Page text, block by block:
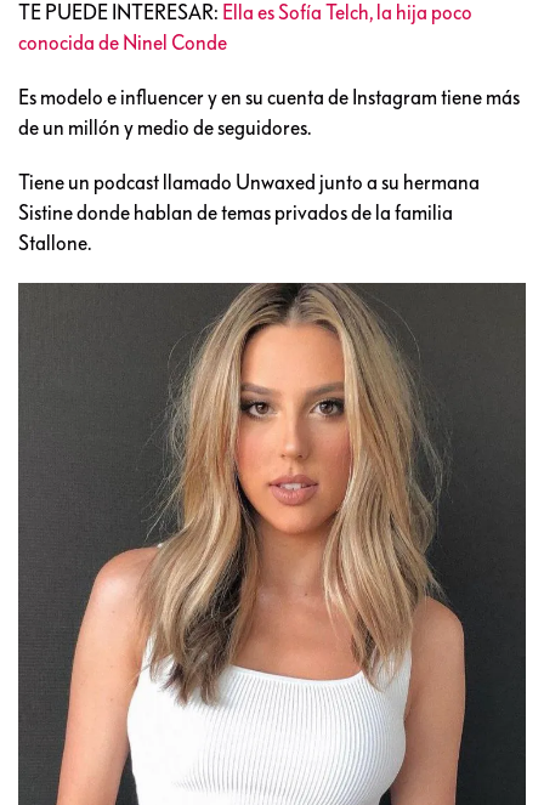
TE PUEDE INTERESAR: Ella es Sofía Telch, la hija poco
conocida de Ninel Conde
Es modelo e influencer y en su cuenta de Instagram tiene más
de un millón y medio de seguidores.
Tiene un podcast llamado Unwaxed junto a su hermana
Sistine donde hablan de temas privados de la familia
Stallone.